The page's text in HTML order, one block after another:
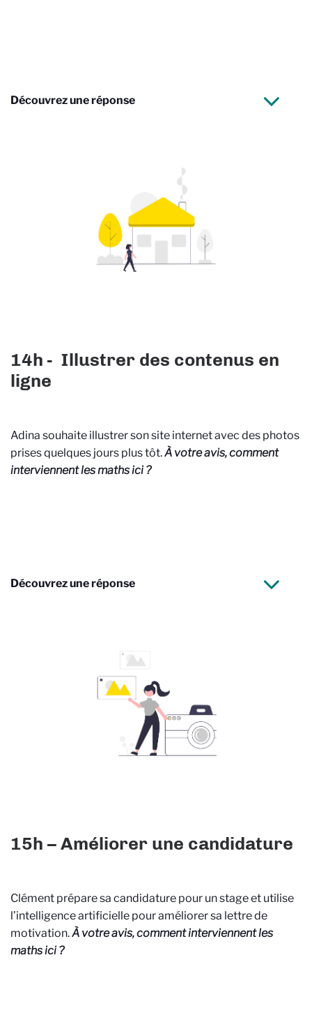
Découvrez une réponse
14h - Illustrer des contenus en
ligne
Adina souhaite illustrer son site internet avec des photos
prises quelques jours plus tôt.À votre avis, comment
interviennent les maths ici ?
Découvrez une réponse
15h – Améliorer une candidature
Clément prépare sa candidature pour un stage et utilise
l’intelligence artificielle pour améliorer sa lettre de
motivation.À votre avis, comment interviennent les
maths ici ?